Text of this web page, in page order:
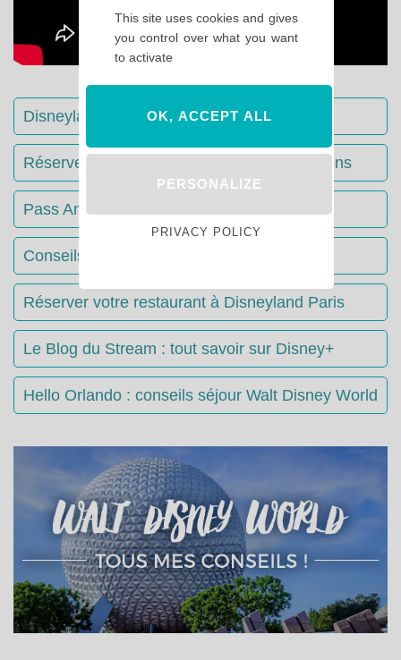
Disneyland Paris : Le guide complet
Réserver votre séjour : toutes les informations
Pass Annuels Disney : informations
Conseils & Astuces Disneyland Paris
Réserver votre restaurant à Disneyland Paris
Le Blog du Stream : tout savoir sur Disney+
Hello Orlando : conseils séjour Walt Disney World
This site uses cookies and gives
you control over what you want
to activate
OK, ACCEPT ALL
PERSONALIZE
PRIVACY POLICY